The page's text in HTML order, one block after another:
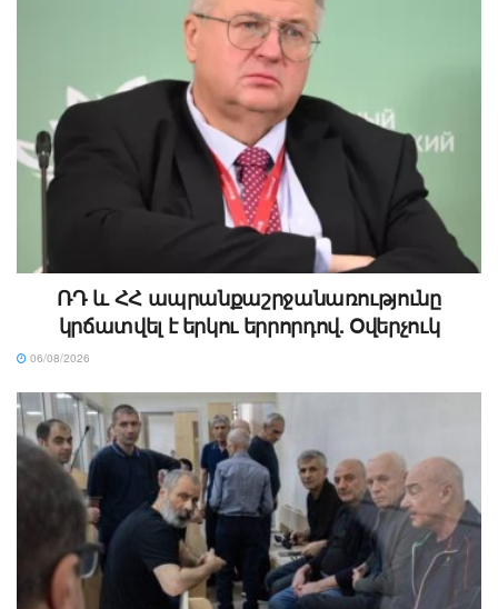
ՌԴ և ՀՀ ապրանքաշրջանառությունը
կրճատվել է երկու երրորդով. Օվերչուկ
06/08/2026